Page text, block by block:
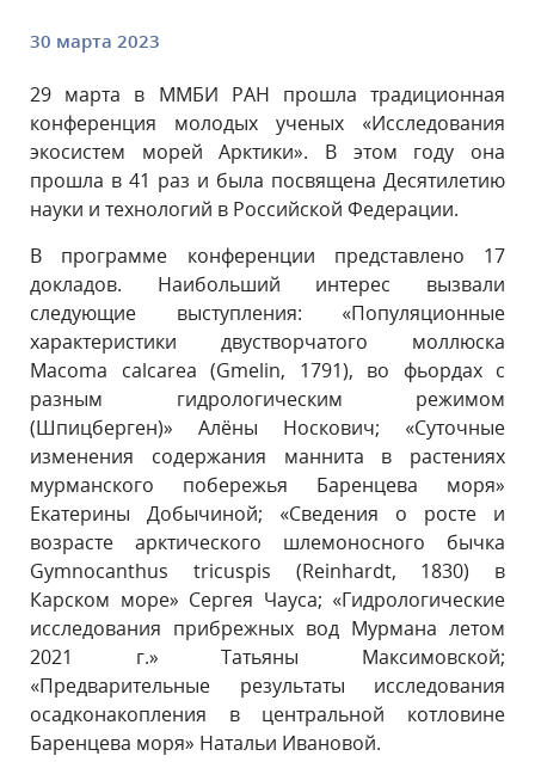
30 марта 2023
29 марта в ММБИ РАН прошла традиционная
конференция молодых ученых «Исследования
экосистем морей Арктики». В этом году она
прошла в 41 раз и была посвящена Десятилетию
науки и технологий в Российской Федерации.
В программе конференции представлено 17
докладов. Наибольший интерес вызвали
следующие выступления: «Популяционные
характеристики двустворчатого моллюска
Macoma calcarea (Gmelin, 1791), во фьордах с
разным гидрологическим режимом
(Шпицберген)» Алёны Носкович; «Суточные
изменения содержания маннита в растениях
мурманского побережья Баренцева моря»
Екатерины Добычиной; «Сведения о росте и
возрасте арктического шлемоносного бычка
Gymnocanthus tricuspis (Reinhardt, 1830) в
Карском море» Сергея Чауса; «Гидрологические
исследования прибрежных вод Мурмана летом
2021 г.» Татьяны Максимовской;
«Предварительные результаты исследования
осадконакопления в центральной котловине
Баренцева моря» Натальи Ивановой.